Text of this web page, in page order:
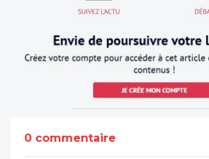
0 commentaire